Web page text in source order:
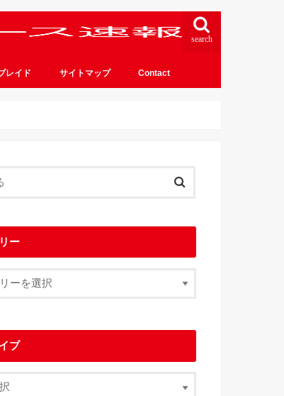
search
レイド サイトマップ Contact
ー
ブ